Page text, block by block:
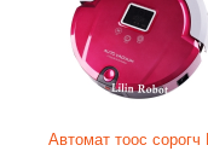
Автомат тоос сорогч